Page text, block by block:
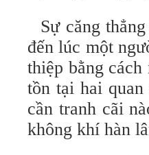
Sự căng
đến lúc một
thiệp bằng
tồn tại hai
cần tranh cãi
không khí hàn